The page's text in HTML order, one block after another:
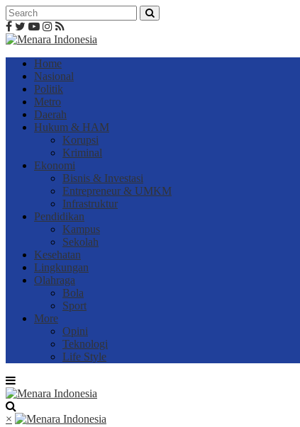
Home
Nasional
Politik
Metro
Daerah
Hukum & HAM
Korupsi
Kriminal
Ekonomi
Bisnis & Investasi
Entrepreneur & UMKM
Infrastruktur
Pendidikan
Kampus
Sekolah
Kesehatan
Lingkungan
Olahraga
Bola
Sport
More
Opini
Teknologi
Life Style
×